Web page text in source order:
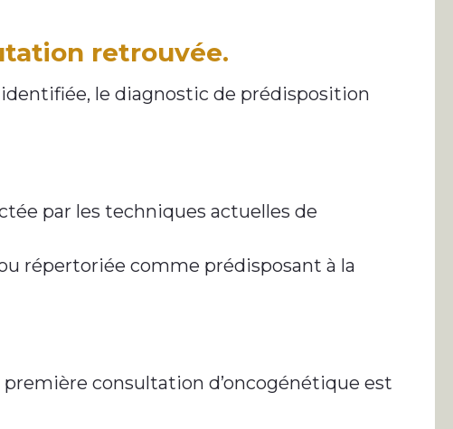
retrouvée.
le diagnostic de prédisposition
par les techniques actuelles de
répertoriée comme prédisposant à la
consultation d’oncogénétique est